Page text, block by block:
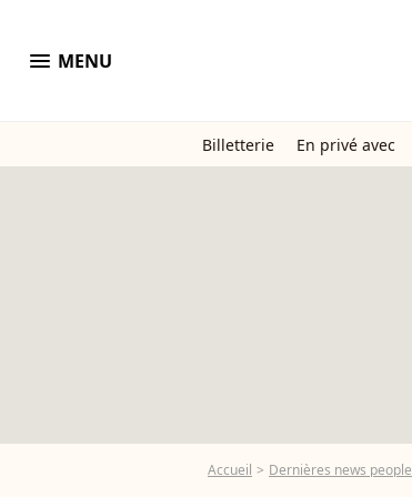
menu MENU
Billetterie En privé avec
Accueil Dernières news people